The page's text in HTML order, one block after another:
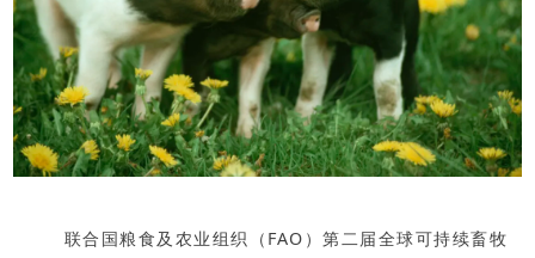
联合国粮食及农业组织（FAO）第二届全球可持续畜牧